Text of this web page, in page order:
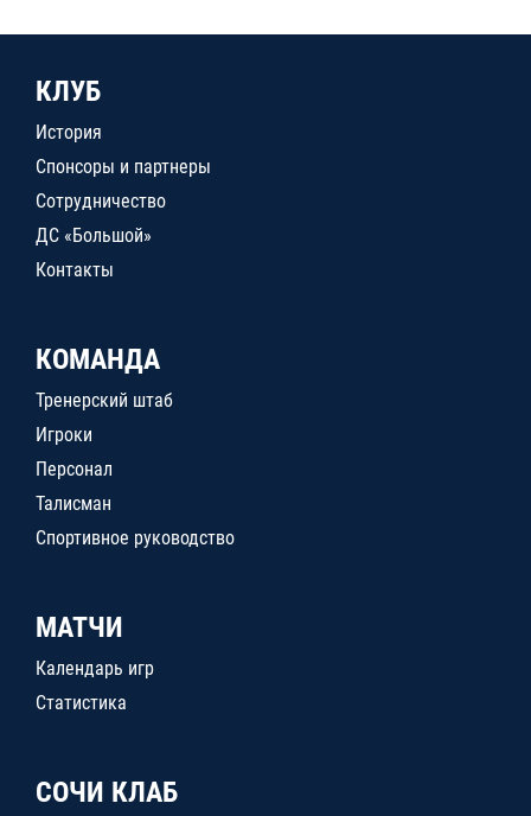
КЛУБ
История
Спонсоры и партнеры
Сотрудничество
ДС «Большой»
Контакты
КОМАНДА
Тренерский штаб
Игроки
Персонал
Талисман
Спортивное руководство
МАТЧИ
Календарь игр
Статистика
СОЧИ КЛАБ